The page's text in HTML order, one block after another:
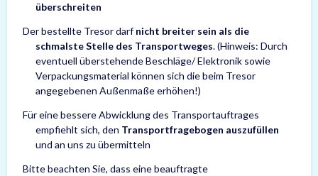
überschreiten
Der bestellte Tresor darfnicht breiter sein als die
schmalste Stelle des Transportweges. (Hinweis: Durch
eventuell überstehende Beschläge/ Elektronik sowie
Verpackungsmaterial können sich die beim Tresor
angegebenen Außenmaße erhöhen!)
Für eine bessere Abwicklung des Transportauftrages
empfiehlt sich, den Transportfragebogen auszufüllen
und an uns zu übermitteln
Bitte beachten Sie, dass eine beauftragte